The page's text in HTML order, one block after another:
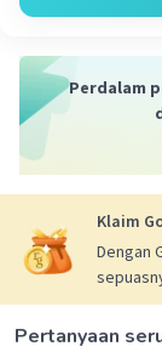
Perdalam
Klaim
Dengan
Pertanyaan